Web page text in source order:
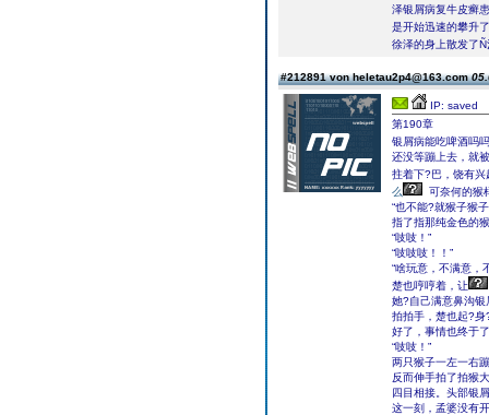
泽银屑病复牛皮癣
是开始迅速的攀升
徐泽的身上散发了
#212891 von heletau2p4@163.com
IP: saved
第190章
银屑病能吃啤酒吗
还没等蹦上去，就
拄着下?巴，饶有
么
可奈何的猴
“也不能?就猴子猴
指了指那纯金色的
“吱吱！”
“吱吱吱！！”
“啥玩意，不满意
楚也哼哼着，让
她?自己满意鼻沟银
拍拍手，楚也起?身
好了，事情也终于
“吱吱！”
两只猴子一左一右
反而伸手拍了拍猴
四目相接。头部银
这一刻，孟婆没有